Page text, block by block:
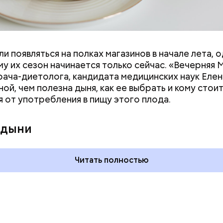
какие
в России
праздники отмечают в
и мире 6 августа
появляться на полках магазинов в начале лета,
их сезон начинается только сейчас. «Вечерняя
диетолога, кандидата медицинских наук
чем полезна дыня, как ее выбрать и кому стоит
от употребления в пищу этого плода.
Читать полностью